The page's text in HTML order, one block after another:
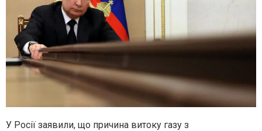
У Росії заявили, що причина витоку газу з